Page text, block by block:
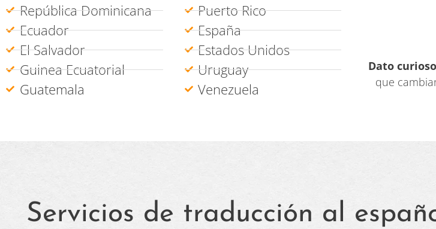
República Dominicana
Ecuador
El Salvador
Guinea Ecuatorial
Guatemala
Puerto Rico
España
Estados Unidos
Uruguay
Venezuela
Dato
que
Servicios de traducción al